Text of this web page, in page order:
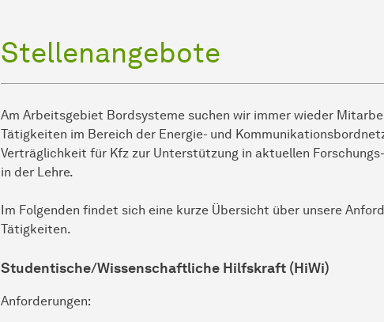
Stellenangebote
Am Arbeitsgebiet Bordsysteme suchen wir immer wieder
Tätigkeiten im Bereich der Energie- und
Verträglichkeit für Kfz zur Unterstützung in aktuellen
in der Lehre.
Im Folgenden findet sich eine kurze Übersicht über unsere
Tätigkeiten.
Studentische/Wissenschaftliche Hilfskraft (HiWi)
Anforderungen: